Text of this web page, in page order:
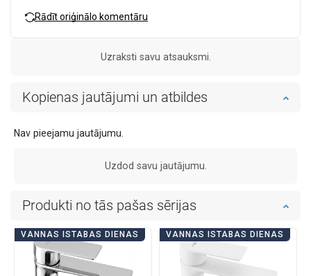
Rādīt oriģinālo komentāru
Uzraksti savu atsauksmi.
Kopienas jautājumi un atbildes
Nav pieejamu jautājumu.
Uzdod savu jautājumu.
Produkti no tās pašas sērijas
VANNAS ISTABAS DIENAS VANNAS ISTABAS DIENAS